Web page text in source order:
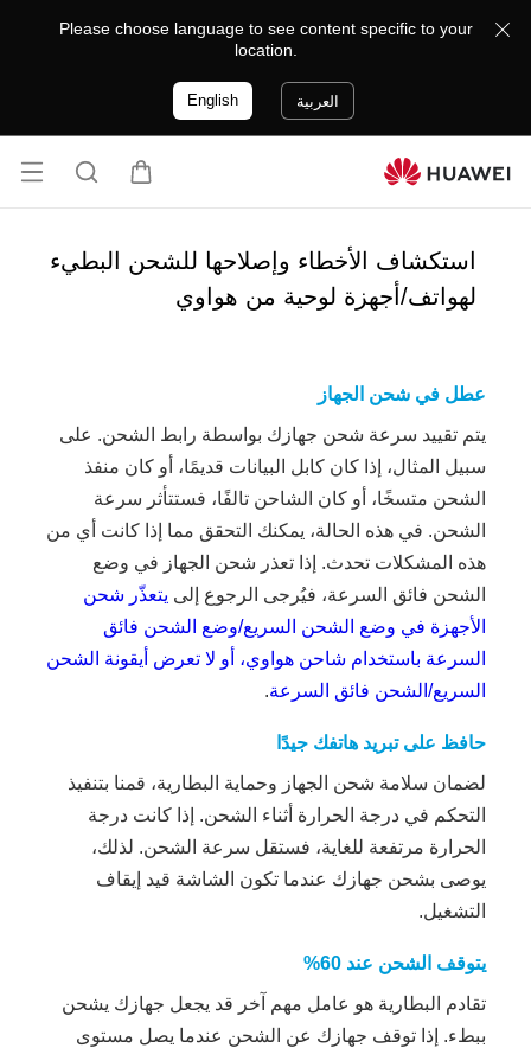
Please choose language to see content specific to your
location.
العربية English
ع
ة
ا
ح
فتح
استكشاف الأخطاء وإصلاحها للشحن البطيء
لهواتف/أجهزة لوحية من هواوي
عطل في شحن الجهاز
يتم تقييد سرعة شحن جهازك بواسطة رابط الشحن. على
سبيل المثال، إذا كان كابل البيانات قديمًا، أو كان منفذ
الشحن متسخًا، أو كان الشاحن تالفًا، فستتأثر سرعة
الشحن. في هذه الحالة، يمكنك التحقق مما إذا كانت أي من
هذه المشكلات تحدث. إذا تعذر شحن الجهاز في وضع
الشحن فائق السرعة، فيُرجى الرجوع إلى يتعذّر شحن
الأجهزة في وضع الشحن السريع/وضع الشحن فائق
السرعة باستخدام شاحن هواوي، أو لا تعرض أيقونة الشحن
السريع/الشحن فائق السرعة.
حافظ على تبريد هاتفك جيدًا
لضمان سلامة شحن الجهاز وحماية البطارية، قمنا بتنفيذ
التحكم في درجة الحرارة أثناء الشحن. إذا كانت درجة
الحرارة مرتفعة للغاية، فستقل سرعة الشحن. لذلك،
يوصى بشحن جهازك عندما تكون الشاشة قيد إيقاف
التشغيل.
يتوقف الشحن عند 60%
تقادم البطارية هو عامل مهم آخر قد يجعل جهازك يشحن
ببطء. إذا توقف جهازك عن الشحن عندما يصل مستوى